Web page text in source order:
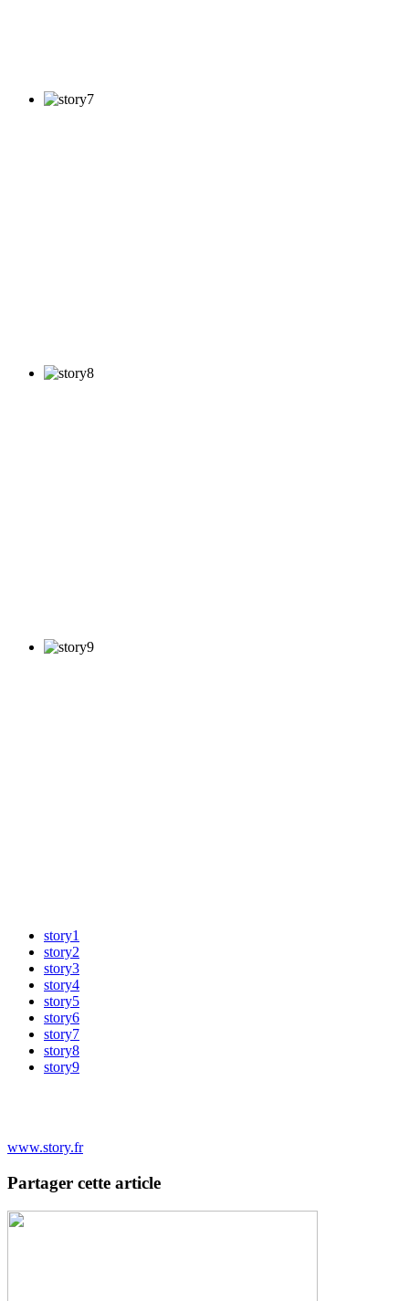
story1
story2
story3
story4
story5
story6
story7
story8
story9
www.story.fr
Partager cette article